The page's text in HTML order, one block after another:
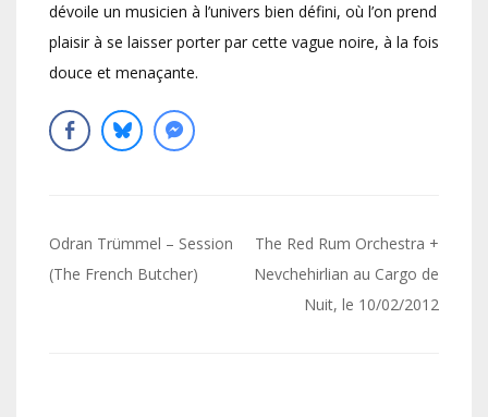
dévoile un musicien à l’univers bien défini, où l’on prend
plaisir à se laisser porter par cette vague noire, à la fois
douce et menaçante.
Navigation
de
Odran Trümmel – Session
(The French Butcher)
The Red Rum Orchestra +
Nevchehirlian au Cargo de
Nuit, le 10/02/2012